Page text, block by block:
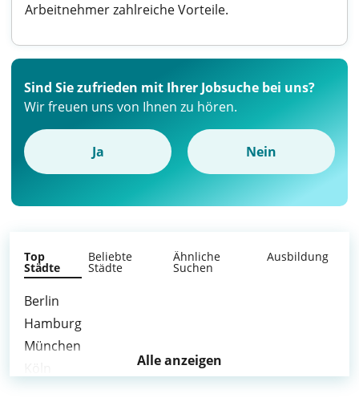
Arbeitnehmer zahlreiche Vorteile.
Sind Sie zufrieden mit Ihrer Jobsuche bei uns?
Wir freuen uns von Ihnen zu hören.
Ja Nein
Top
Städte
Beliebte
Städte
Ähnliche
Suchen
Ausbildung
Berlin
Hamburg
München
Alle anzeigen